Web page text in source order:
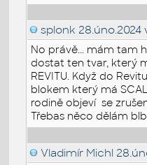
splonk 28.úno.2024
No právě... mám tam
dostat ten tvar, který
REVITU. Když do
blokem který má
rodině objeví se
Třebas něco dělám
Vladimír Michl